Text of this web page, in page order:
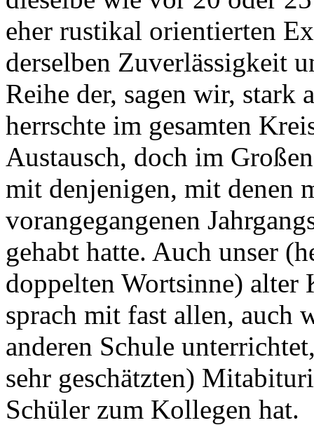
eher rustikal orientierten
derselben Zuverlässigkeit
Reihe der, sagen wir, stark
herrschte im gesamten
Austausch, doch im
mit denjenigen, mit denen
vorangegangenen
gehabt hatte. Auch unser
doppelten Wortsinne) alter
sprach mit fast allen, auch
anderen Schule
sehr geschätzten)
Schüler zum Kollegen hat.